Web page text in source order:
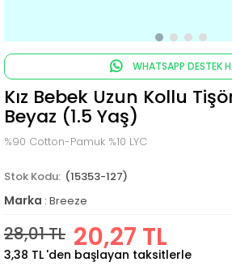
WHATSAPP DESTEK
Kız Bebek Uzun Kollu
Beyaz (1.5 Yaş)
%90 Cotton-Pamuk %10 LYC
(15353-127)
Marka : Breeze
28,01 TL 20,27 TL
3,38 TL 'den başlayan taksitlerle